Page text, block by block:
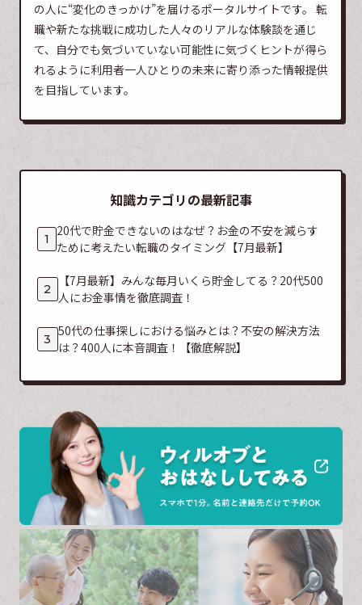
の人に“変化のきっかけ”を届けるポータルサイトです。 転
職や新たな挑戦に成功した人々のリアルな体験談を通じ
て、自分でも気づいていない可能性に気づくヒントが得ら
れるように利用者一人ひとりの未来に寄り添った情報提供
を目指しています。
知識カテゴリの最新記事
20代で貯金できないのはなぜ？お金の不安を減らす
ために考えたい転職のタイミング【7月最新】
【7月最新】みんな毎月いくら貯金してる？20代500
人にお金事情を徹底調査！
50代の仕事探しにおける悩みとは？不安の解決方法
は？400人に本音調査！【徹底解説】